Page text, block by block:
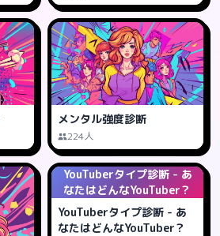
メンタル強度診断
224人
YouTuberタイプ診断 - あ
なたはどんなYouTuber？
YouTuberタイプ診断 - あ
なたはどんなYouTuber？